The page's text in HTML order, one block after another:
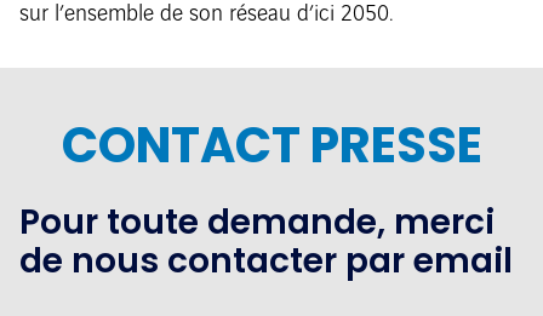
sur l’ensemble de son réseau d’ici 2050.
CONTACT PRESSE
Pour toute demande, merci
de nous contacter par email